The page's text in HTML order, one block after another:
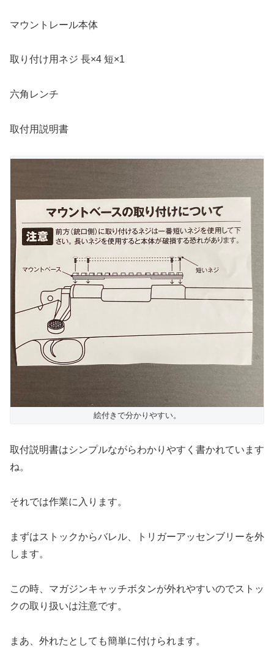
マウントレール本体
取り付け用ネジ 長×4 短×1
六角レンチ
取付用説明書
絵付きで分かりやすい。
取付説明書はシンプルながらわかりやすく書かれています
ね。
それでは作業に入ります。
まずはストックからバレル、トリガーアッセンブリーを外
します。
この時、マガジンキャッチボタンが外れやすいのでストッ
クの取り扱いは注意です。
まあ、外れたとしても簡単に付けられます。